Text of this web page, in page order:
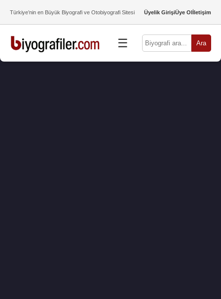
Türkiye’nin en Büyük Biyografi ve Otobiyografi Sitesi Üyelik GirişiÜye Olİletişim
☰ Ara